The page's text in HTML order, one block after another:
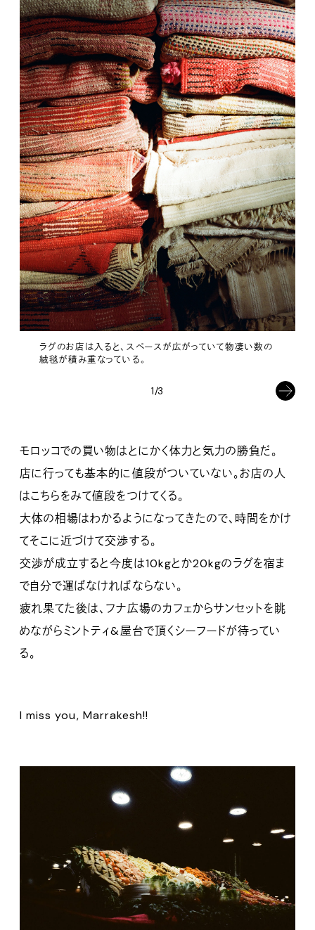
ラグのお店は入ると、スペースが広がっていて物凄い数の
絨毯が積み重なっている。
1/3
モロッコでの買い物はとにかく体力と気力の勝負だ。
店に行っても基本的に値段がついていない。お店の人
はこちらをみて値段をつけてくる。
大体の相場はわかるようになってきたので、時間をかけ
てそこに近づけて交渉する。
交渉が成立すると今度は10kgとか20kgのラグを宿ま
で自分で運ばなければならない。
疲れ果てた後は、フナ広場のカフェからサンセットを眺
めながらミントティ&屋台で頂くシーフードが待ってい
る。
I miss you, Marrakesh!!